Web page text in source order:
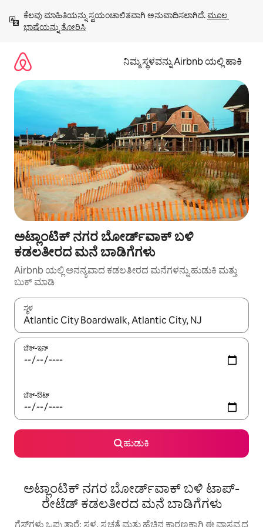
ಹೋಗಿ
ಕೆಲವು ಮಾಹಿತಿಯನ್ನು ಸ್ವಯಂಚಾಲಿತವಾಗಿ ಅನುವಾದಿಸಲಾಗಿದೆ. ಮೂಲ
ಭಾಷೆಯನ್ನು ತೋರಿಸಿ
ನಿಮ್ಮ ಸ್ಥಳವನ್ನು Airbnb ಯಲ್ಲಿ ಹಾಕಿ
ಅಟ್ಲಾಂಟಿಕ್ ನಗರ ಬೋರ್ಡ್‌ವಾಕ್ ಬಳಿ
ಕಡಲತೀರದ ಮನೆ ಬಾಡಿಗೆಗಳು
Airbnb ಯಲ್ಲಿ ಅನನ್ಯವಾದ ಕಡಲತೀರದ ಮನೆಗಳನ್ನು ಹುಡುಕಿ ಮತ್ತು
ಬುಕ್ ಮಾಡಿ
ಸ್ಥಳ
ಫಲಿತಾಂಶಗಳು ಲಭ್ಯವಿರುವಾಗ, ಅಪ್ ಮತ್ತು ಡೌನ್ ಬಾಣದ ಕೀಲಿಗಳೊಂದಿಗೆ
ಚೆಕ್-ಇನ್
ಚೆಕ್-ಔಟ್
ಹುಡುಕಿ
ಅಟ್ಲಾಂಟಿಕ್ ನಗರ ಬೋರ್ಡ್‌ವಾಕ್ ಬಳಿ ಟಾಪ್-
ರೇಟೆಡ್ ಕಡಲತೀರದ ಮನೆ ಬಾಡಿಗೆಗಳು
ಗೆಸ್ಟ್‌ಗಳು ಒಪ್ಪುತ್ತಾರೆ: ಸ್ಥಳ, ಸ್ವಚ್ಛತೆ ಮತ್ತು ಹೆಚ್ಚಿನ ಕಾರಣಕ್ಕಾಗಿ ಈ ವಾಸ್ತವ್ಯದ